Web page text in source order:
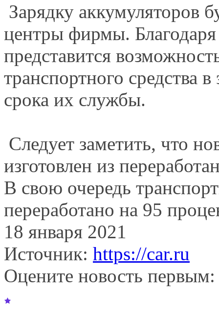
Зарядку аккумуляторов
центры фирмы.
представится
транспортного средства
срока их службы.
Следует заметить, что
изготовлен из
В свою очередь
переработано на 95
18 января 2021
Источник: https://car.ru
Оцените новость первым: